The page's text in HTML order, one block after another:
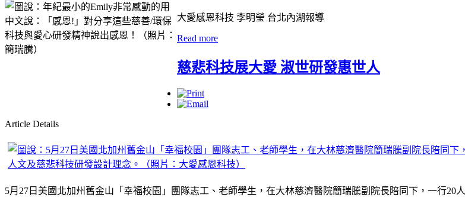
大愛感恩科技 李明瑩 台北內湖報導
Read more
慈悲科技展大愛 淑世研發惠世人
Article Details
5月27日美國北加州舊金山「幸福校園」團隊志工、老師學生，在大林慈濟醫院簡瑞騰副院長陪同下，一行